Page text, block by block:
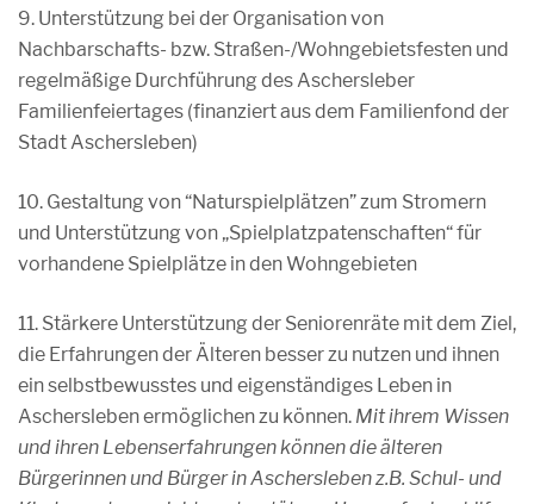
9. Unterstützung bei der Organisation von
Nachbarschafts- bzw. Straßen-/Wohngebietsfesten und
regelmäßige Durchführung des Aschersleber
Familienfeiertages (finanziert aus dem Familienfond der
Stadt Aschersleben)
10. Gestaltung von “Naturspielplätzen” zum Stromern
und Unterstützung von „Spielplatzpatenschaften“ für
vorhandene Spielplätze in den Wohngebieten
11. Stärkere Unterstützung der Seniorenräte mit dem Ziel,
die Erfahrungen der Älteren besser zu nutzen und ihnen
ein selbstbewusstes und eigenständiges Leben in
Aschersleben ermöglichen zu können. Mit ihrem Wissen
und ihren Lebenserfahrungen können die älteren
Bürgerinnen und Bürger in Aschersleben z.B. Schul- und